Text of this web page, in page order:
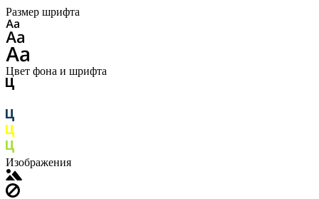
Размер шрифта
Цвет фона и шрифта
Изображения